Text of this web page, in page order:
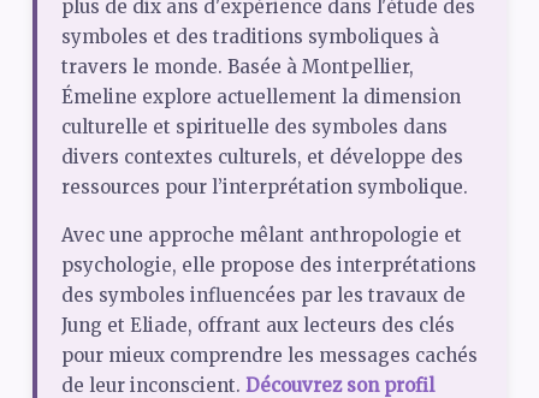
plus de dix ans d'expérience dans l'étude des
symboles et des traditions symboliques à
travers le monde. Basée à Montpellier,
Émeline explore actuellement la dimension
culturelle et spirituelle des symboles dans
divers contextes culturels, et développe des
ressources pour l’interprétation symbolique.
Avec une approche mêlant anthropologie et
psychologie, elle propose des interprétations
des symboles influencées par les travaux de
Jung et Eliade, offrant aux lecteurs des clés
pour mieux comprendre les messages cachés
de leur inconscient. Découvrez son profil